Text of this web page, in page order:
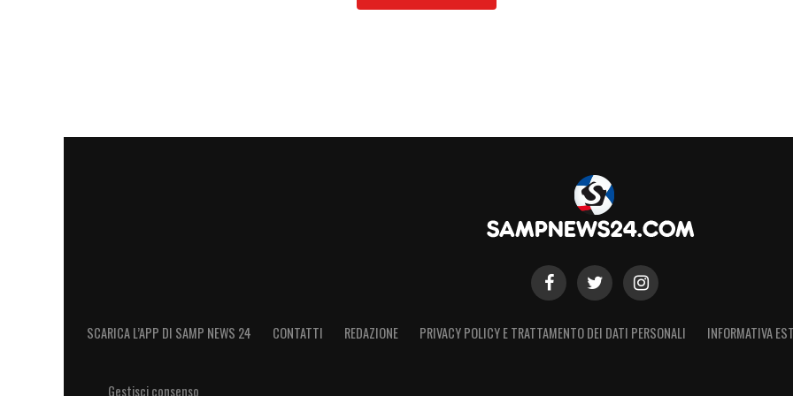
SCARICA L’APP DI SAMP NEWS 24 CONTATTI REDAZIONE PRIVACY POLICY E TRATTAMENTO DEI DATI PERSONALI INFORMATIVA
Gestisci consenso